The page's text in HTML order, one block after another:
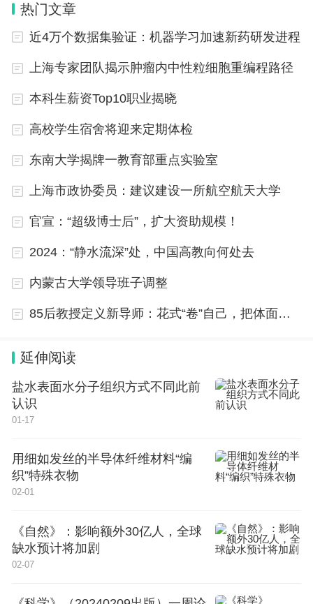
计算机相关专业：老牌劲旅的持续辉煌
计算机领域的云计算和网络安全专业一直是老牌劲
旅。云计算作为一种新兴的计算模式，为企业提供了
师在市场上供不应求，他们的年薪往往能够突破百
万。
网络安全领域同样不容忽视，随着互联网的普及和数
字化程度的加深，网络安全问题日益突出。政府机
关、企业等都对网络安全人才有着迫切的需求。
关甚至亲自下场抢人。信息安全专业的毕业生在毕业
半年后的平均薪资就达到了7599元，领跑众多专
业。如果能够获得CISSP等相关证书，更是如开挂一
会。
电气工程与微电子：能源与科技的双轮驱动
电气工程专业已经连续四年被评为绿牌专业，这意味
着该专业的就业前景非常乐观。新能源车企和国家电
们会排着队给毕业生送offer。
热门文章
近4万个数据集验证：机器学习加速新药研发进程
上海专家团队揭示肿瘤内中性粒细胞重编程路径
本科生薪资Top10职业揭晓
高校学生宿舍将迎来定期体检
东南大学揭牌一教育部重点实验室
上海市政协委员：建议建设一所航空航天大学
官宣：“超级博士后”，扩大资助规模！
2024：“静水流深”处，中国高教向何处去
内蒙古大学领导班子调整
85后教授定义新导师：花式“卷”自己，把体面还给学生
延伸阅读
盐水表面水分子组织方式不同此前
认识
01-17
用细如发丝的半导体纤维材料“编
织”特殊衣物
02-01
《自然》：影响额外30亿人，全球
缺水预计将加剧
02-07